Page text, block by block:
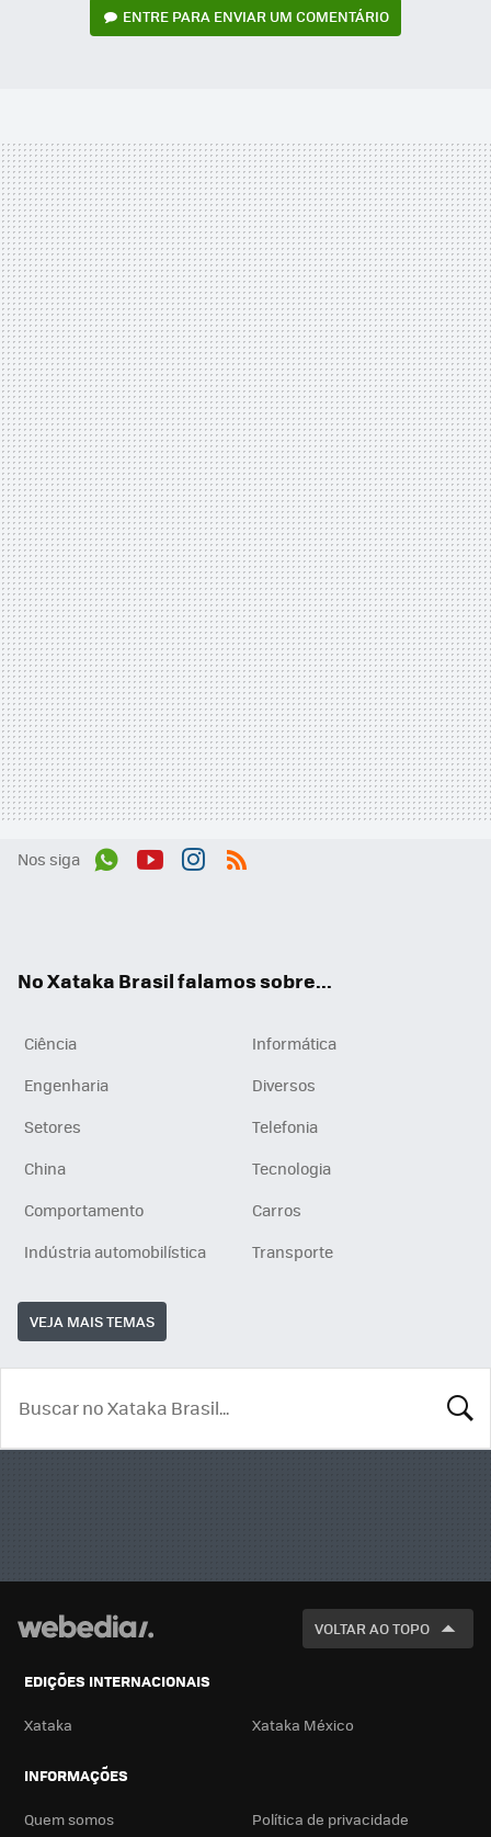
ENTRE PARA ENVIAR UM COMENTÁRIO
Nos siga
No Xataka Brasil falamos sobre...
Ciência
Informática
Engenharia
Diversos
Setores
Telefonia
China
Tecnologia
Comportamento
Carros
Indústria automobilística
Transporte
VEJA MAIS TEMAS
VOLTAR AO TOPO
EDIÇÕES INTERNACIONAIS
Xataka Xataka México
INFORMAÇÕES
Quem somos Política de privacidade